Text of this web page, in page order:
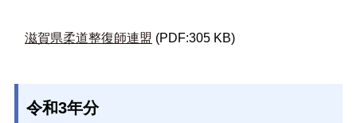
滋賀県柔道整復師連盟 (PDF:305 KB)
令和3年分